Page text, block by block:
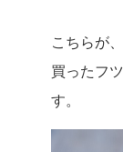
こちらが
買ったフ
す。